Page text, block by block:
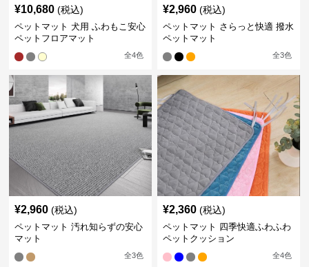
¥10,680 (税込)
ペットマット 犬用 ふわもこ安心
ペットフロアマット
全4色
¥2,960 (税込)
ペットマット さらっと快適 撥水
ペットマット
全3色
¥2,960 (税込)
ペットマット 汚れ知らずの安心
マット
全3色
¥2,360 (税込)
ペットマット 四季快適ふわふわ
ペットクッション
全4色